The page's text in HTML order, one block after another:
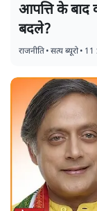
आपत्ति के बाद
बदले?
राजनीति•सत्य ब्यूरो• 11